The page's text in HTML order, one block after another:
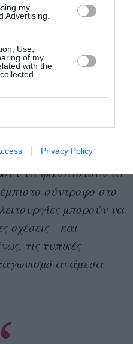
my
Advertising.
Use,
of my
with the
Privacy Policy
και οι οικογένειες
φροντίδας τους,
να τους προσφέρουν
την προσοχή που
και η αρθρογράφος
σε διαμορφώνουν.
να φανταστούν να
σύντροφο στο
μπορούν να
σχέσεις – και
τις τυπικές
ανάμεσα